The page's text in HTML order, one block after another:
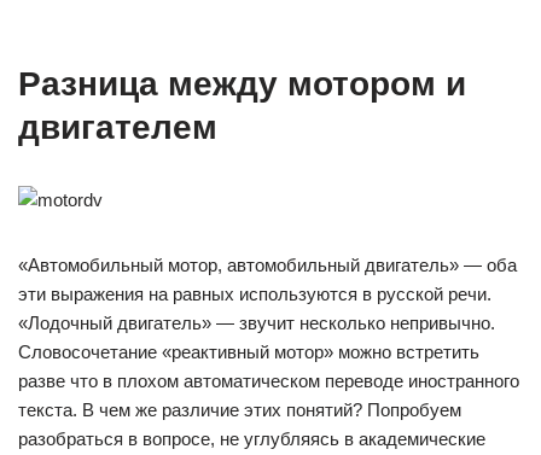
Разница между мотором и
двигателем
«Автомобильный мотор, автомобильный двигатель» — оба
эти выражения на равных используются в русской речи.
«Лодочный двигатель» — звучит несколько непривычно.
Словосочетание «реактивный мотор» можно встретить
разве что в плохом автоматическом переводе иностранного
текста. В чем же различие этих понятий? Попробуем
разобраться в вопросе, не углубляясь в академические